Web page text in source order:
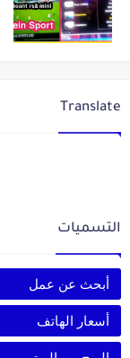
Translate
التسميات
أبحث عن عمل
أسعار الهاتف